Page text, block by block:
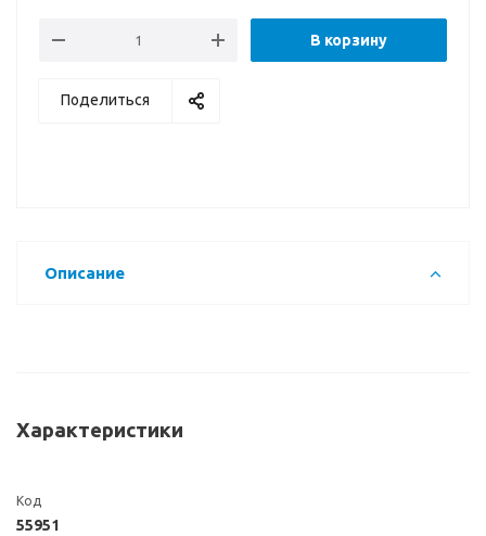
В корзину
Поделиться
Описание
Характеристики
Код
55951